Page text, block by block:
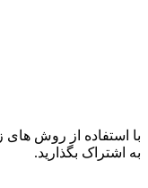
با استفاده از روش های
به اشتراک بگذارید.